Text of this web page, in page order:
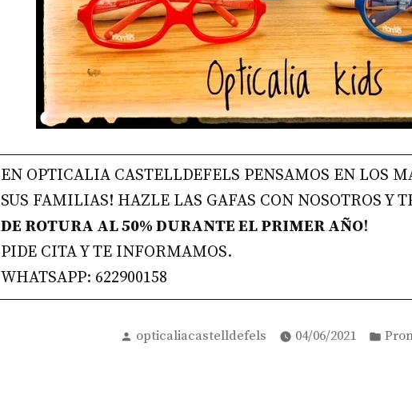
EN OPTICALIA CASTELLDEFELS PENSAMOS EN LOS
SUS FAMILIAS! HAZLE LAS GAFAS CON NOSOTROS Y
DE ROTURA AL 50% DURANTE EL PRIMER AÑO!
PIDE CITA Y TE INFORMAMOS.
WHATSAPP: 622900158
Posted
opticaliacastelldefels 04/06/2021